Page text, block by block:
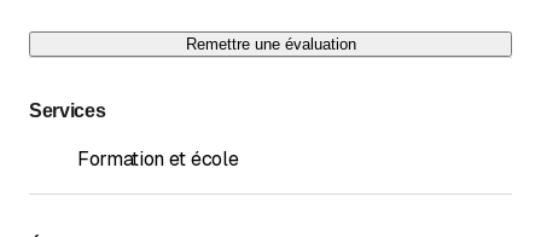
Remettre une évaluation
Services
Formation et école